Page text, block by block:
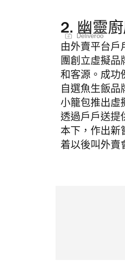
2. 幽靈
Deliveroo
由外賣平台戶
團創立虛擬品
和客源。成功
自選魚生飯品
小籠包推出虛
透過戶戶送提
本下，作出新
着以後叫外賣